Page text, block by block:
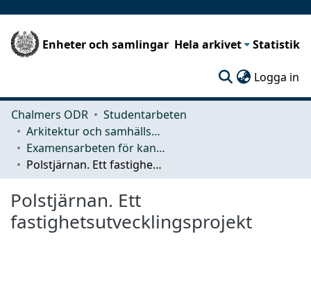
Enheter och samlingar Hela arkivet Statistik
Logga in
Chalmers ODR
Studentarbeten
Arkitektur och samhällsbyggnadsteknik (ACE)
Examensarbeten för kandidatexamen
Polstjärnan. Ett fastighetsutvecklingsprojekt
Polstjärnan. Ett
fastighetsutvecklingsprojekt